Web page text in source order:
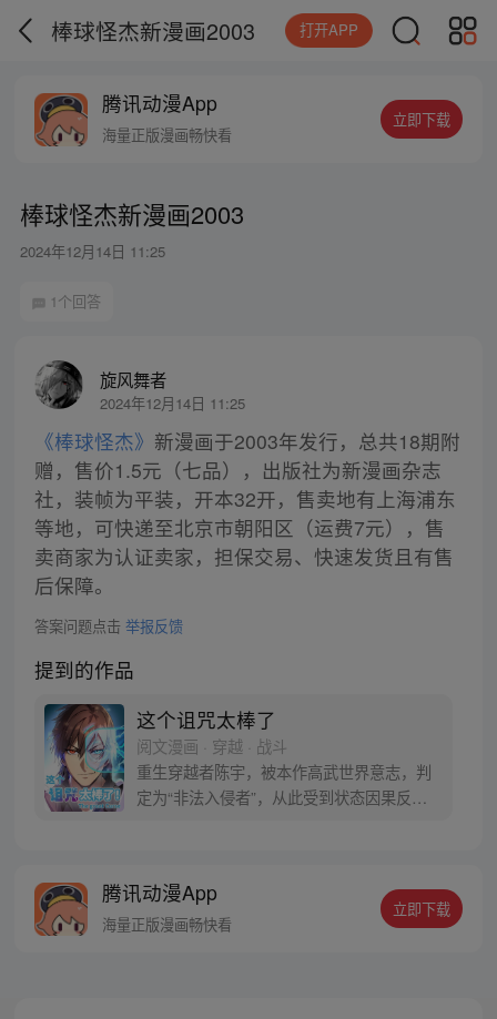
棒球怪杰新漫画2003 打开APP
腾讯动漫App
海量正版漫画畅快看
立即下载
棒球怪杰新漫画2003
2024年12月14日 11:25
1个回答
旋风舞者
2024年12月14日 11:25
《棒球怪杰》 新漫画于2003年发行，总共18期附
赠，售价1.5元（七品），出版社为新漫画杂志
社，装帧为平装，开本32开，售卖地有上海浦东
等地，可快递至北京市朝阳区（运费7元），售
卖商家为认证卖家，担保交易、快速发货且有售
后保障。
答案问题点击 举报反馈
提到的作品
这个诅咒太棒了
阅文漫画 · 穿越 · 战斗
重生穿越者陈宇，被本作高武世界意志，判
定为“非法入侵者”，从此受到状态因果反转
气血…… 【受到物理伤害：劲气+20、气血
+38、筋脉韧性+2…】 状态全反过来，还越
腾讯动漫App
海量正版漫画畅快看
立即下载